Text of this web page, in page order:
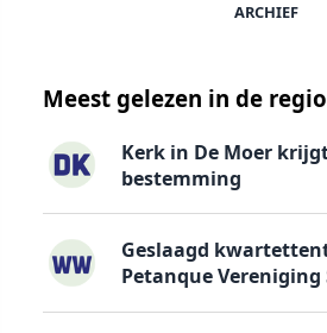
ARCHIEF
Meest gelezen in de regio
Kerk in De Moer
bestemming
Geslaagd
Petanque Vereniging